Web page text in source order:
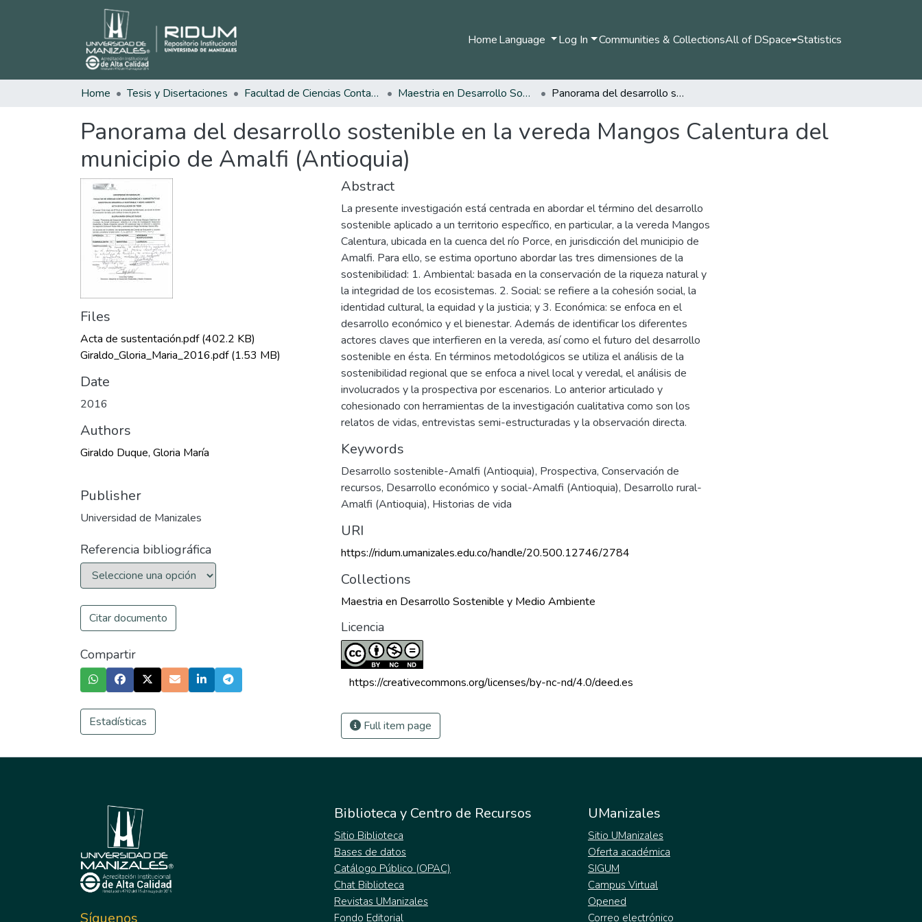
HomeLanguage Log In Communities & CollectionsAll of DSpace Statistics
Home Tesis y Disertaciones Facultad de Ciencias Contables Económicas y Administrativas Maestria en Desarrollo Sostenible y Medio Ambiente Panorama del desarrollo sostenible en la vereda Mangos Calentura del municipio de Amalfi (Antioquia)
Panorama del desarrollo sostenible en la vereda Mangos Calentura del
municipio de Amalfi (Antioquia)
Files
Acta de sustentación.pdf(402.2 KB)
Giraldo_Gloria_Maria_2016.pdf(1.53 MB)
Date
2016
Authors
Giraldo Duque, Gloria María
Publisher
Universidad de Manizales
Referencia bibliográfica
Citar documento
Compartir
Estadísticas
Abstract
La presente investigación está centrada en abordar el término del desarrollo
sostenible aplicado a un territorio específico, en particular, a la vereda Mangos
Calentura, ubicada en la cuenca del río Porce, en jurisdicción del municipio de
Amalfi. Para ello, se estima oportuno abordar las tres dimensiones de la
sostenibilidad: 1. Ambiental: basada en la conservación de la riqueza natural y
la integridad de los ecosistemas. 2. Social: se refiere a la cohesión social, la
identidad cultural, la equidad y la justicia; y 3. Económica: se enfoca en el
desarrollo económico y el bienestar. Además de identificar los diferentes
actores claves que interfieren en la vereda, así como el futuro del desarrollo
sostenible en ésta. En términos metodológicos se utiliza el análisis de la
sostenibilidad regional que se enfoca a nivel local y veredal, el análisis de
involucrados y la prospectiva por escenarios. Lo anterior articulado y
cohesionado con herramientas de la investigación cualitativa como son los
relatos de vidas, entrevistas semi-estructuradas y la observación directa.
Keywords
Desarrollo sostenible-Amalfi (Antioquia), Prospectiva, Conservación de
recursos, Desarrollo económico y social-Amalfi (Antioquia), Desarrollo rural-
Amalfi (Antioquia), Historias de vida
URI
https://ridum.umanizales.edu.co/handle/20.500.12746/2784
Collections
Maestria en Desarrollo Sostenible y Medio Ambiente
Licencia
https://creativecommons.org/licenses/by-nc-nd/4.0/deed.es
Full item page
Biblioteca y Centro de Recursos
Sitio Biblioteca
Bases de datos
Catálogo Público (OPAC)
Chat Biblioteca
Revistas UManizales
Fondo Editorial
UManizales
Sitio UManizales
Oferta académica
SIGUM
Campus Virtual
Opened
Correo electrónico